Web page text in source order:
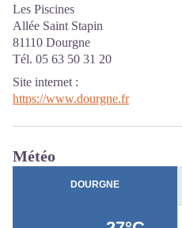
Les Piscines
Allée Saint Stapin
81110 Dourgne
Tél. 05 63 50 31 20
Site internet :
https://www.dourgne.fr
Météo